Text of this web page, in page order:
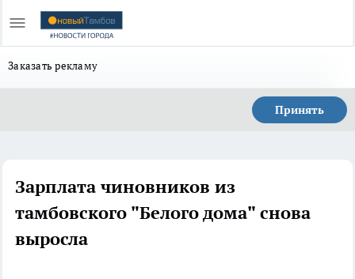
Заказать рекламу
Принять
Зарплата чиновников из
тамбовского "Белого дома" снова
выросла